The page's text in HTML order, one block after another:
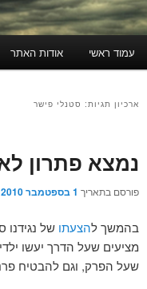
עמוד ראשי אודות האתר
ארכיון תגיות: סטנלי פישר
נמצא פתרון
פורסם בתאריך 1 בספטמבר 2010
בהמשך להצעתו של נגידנו
מציעים שעל הדרך יעשו
שעל הפרק, וגם להבטיח